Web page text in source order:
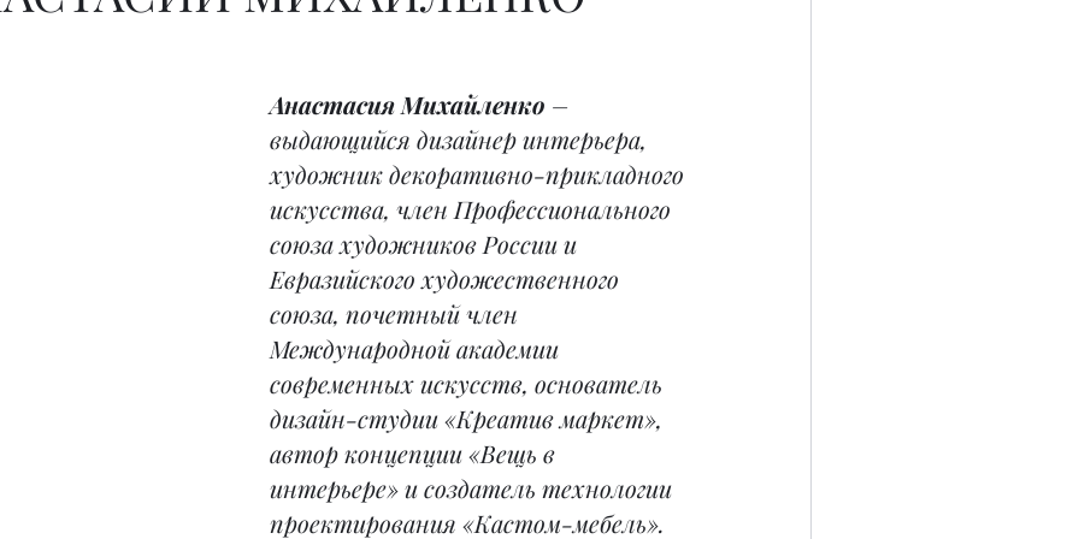
Анастасия Михайленко –
выдающийся дизайнер интерьера,
художник декоративно-прикладного
искусства, член Профессионального
союза художников России и
Евразийского художественного
союза, почетный член
Международной академии
современных искусств, основатель
дизайн-студии «Креатив маркет»,
автор концепции «Вещь в
интерьере» и создатель технологии
проектирования «Кастом-мебель».